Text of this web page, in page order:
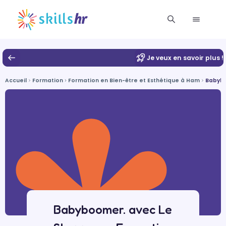
Je veux en savoir plus !
Accueil Formation Formation en Bien-être et Esthétique à Ham
Babyboomer. avec Le